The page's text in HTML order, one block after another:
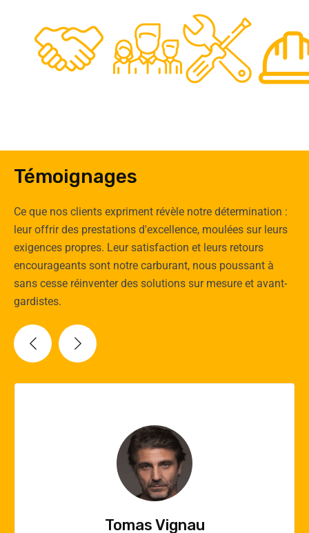
48
0
50
Experts
Témoignages
Ce que nos clients expriment révèle notre détermination :
leur offrir des prestations d'excellence, moulées sur leurs
exigences propres. Leur satisfaction et leurs retours
encourageants sont notre carburant, nous poussant à
sans cesse réinventer des solutions sur mesure et avant-
gardistes.
Vincent Quere